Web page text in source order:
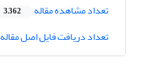
تعداد مشاهده مقاله 3,362
تعداد دریافت فایل اصل مقاله